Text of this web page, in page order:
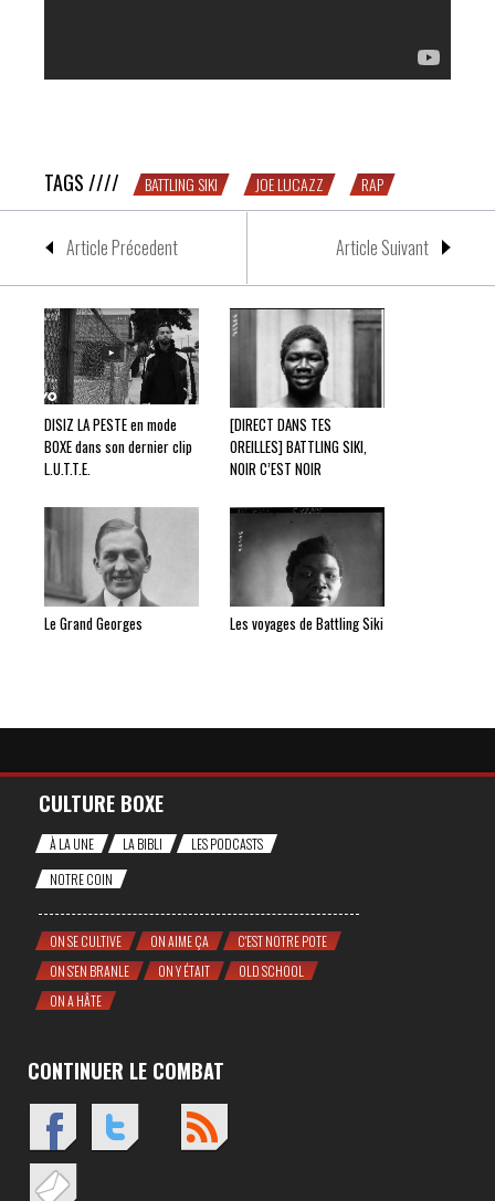
TAGS //// BATTLING SIKI JOE LUCAZZ RAP
Article Précedent Article Suivant
DISIZ LA PESTE en mode
BOXE dans son dernier clip
L.U.T.T.E.
[DIRECT DANS TES
OREILLES] BATTLING SIKI,
NOIR C’EST NOIR
Le Grand Georges Les voyages de Battling Siki
CULTURE BOXE
À LA UNE LA BIBLI
LES PODCASTS
NOTRE COIN
ON SE CULTIVE ON AIME ÇA
C'EST NOTRE POTE
ON S'EN BRANLE
ON Y ÉTAIT
OLD SCHOOL
ON A HÂTE
CONTINUER LE COMBAT